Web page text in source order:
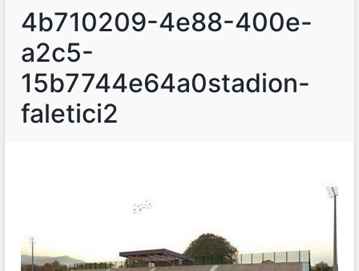
4b710209-4e88-400e-
a2c5-
15b7744e64a0stadion-
faletici2